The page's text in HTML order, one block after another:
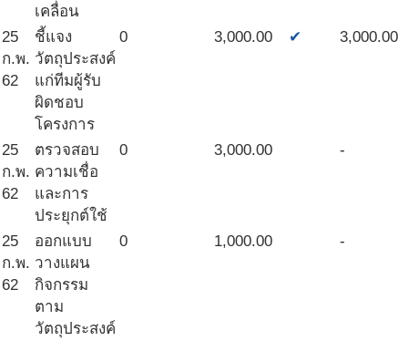
เคลื่่อน
25
ก.พ.
62
ชี้แจง
วัตถุประสงค์
แก่ทีมผู้รับ
ผิดชอบ
โครงการ
0 3,000.00 ✔ 3,000.00
25
ก.พ.
62
ตรวจสอบ
ความเชื่อ
และการ
ประยุกต์ใช้
0 3,000.00 -
25
ก.พ.
62
ออกแบบ
วางแผน
กิจกรรม
ตาม
วัตถุประสงค์
0 1,000.00 -